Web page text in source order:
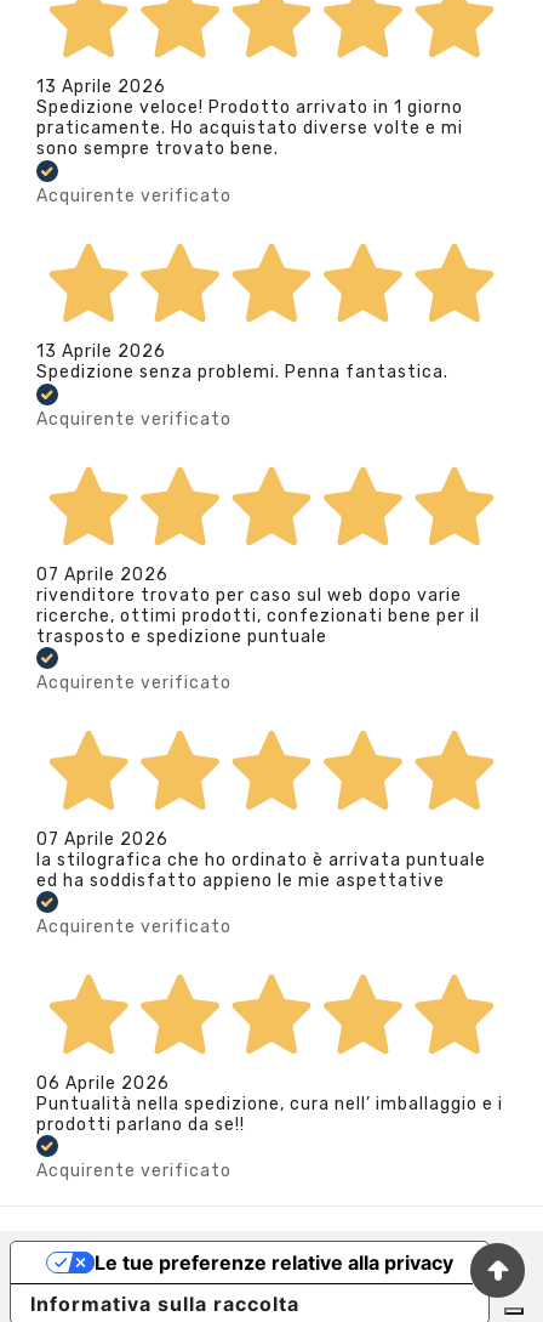
13 Aprile 2026
Spedizione veloce! Prodotto arrivato in 1 giorno
praticamente. Ho acquistato diverse volte e mi
sono sempre trovato bene.
Acquirente verificato
13 Aprile 2026
Spedizione senza problemi. Penna fantastica.
Acquirente verificato
07 Aprile 2026
rivenditore trovato per caso sul web dopo varie
ricerche, ottimi prodotti, confezionati bene per il
trasposto e spedizione puntuale
Acquirente verificato
07 Aprile 2026
la stilografica che ho ordinato è arrivata puntuale
ed ha soddisfatto appieno le mie aspettative
Acquirente verificato
06 Aprile 2026
Puntualità nella spedizione, cura nell’ imballaggio e i
prodotti parlano da se!!
Acquirente verificato
Informativa sulla raccolta
Le tue preferenze relative alla privacy